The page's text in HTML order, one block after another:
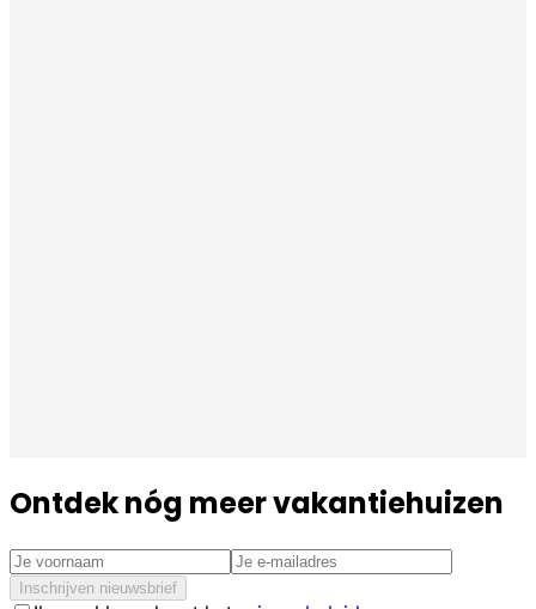
Ontdek nóg meer vakantiehuizen
Inschrijven nieuwsbrief